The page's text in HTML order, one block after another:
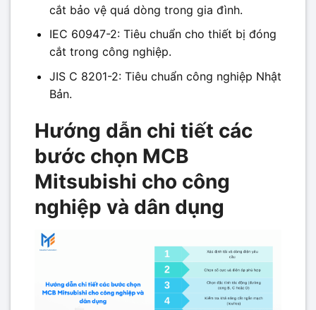
cắt bảo vệ quá dòng trong gia đình.
IEC 60947-2: Tiêu chuẩn cho thiết bị đóng
cắt trong công nghiệp.
JIS C 8201-2: Tiêu chuẩn công nghiệp Nhật
Bản.
Hướng dẫn chi tiết các
bước chọn MCB
Mitsubishi cho công
nghiệp và dân dụng